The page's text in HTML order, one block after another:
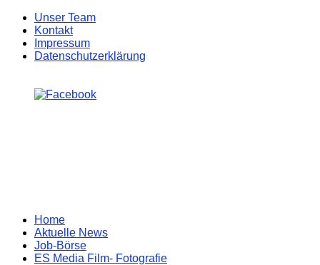
Unser Team
Kontakt
Impressum
Datenschutzerklärung
Zum
Inhalt
springen
Home
Aktuelle News
Job-Börse
ES Media Film- Fotografie